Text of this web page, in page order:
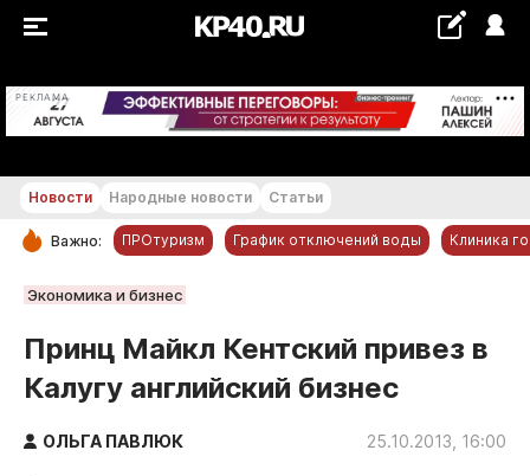
РЕКЛАМА +20...+21 °С
РУБРИКИ
Обнинск
Новости компаний
Статьи
Народные новости
Новости Народные новости Статьи
Важно: ПРОтуризм График отключений воды Клиника
Экономика и бизнес
Принц Майкл Кентский привез в
Калугу английский бизнес
ОЛЬГА ПАВЛЮК 25.10.2013, 16:00